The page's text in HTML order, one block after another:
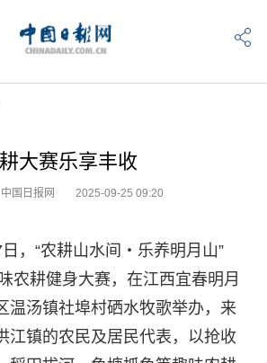
大赛乐享丰收
国日报网 2025-09-25 09:20
，“农耕山水间・乐养明月山”
农耕健身大赛，在江西宜春明月
温汤镇社埠村硒水牧歌举办，来
江镇的农民及居民代表，以抢收